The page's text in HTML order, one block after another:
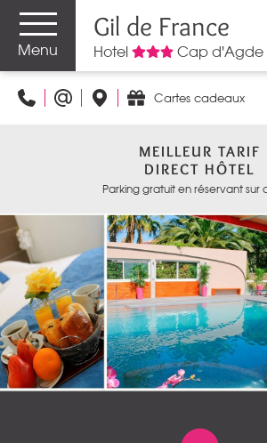
Menu
Gil de France
Hotel Cap d'Agde
Cartes cadeaux
MEILLEUR TARIF
DIRECT HÔTEL
Parking gratuit en réservant sur